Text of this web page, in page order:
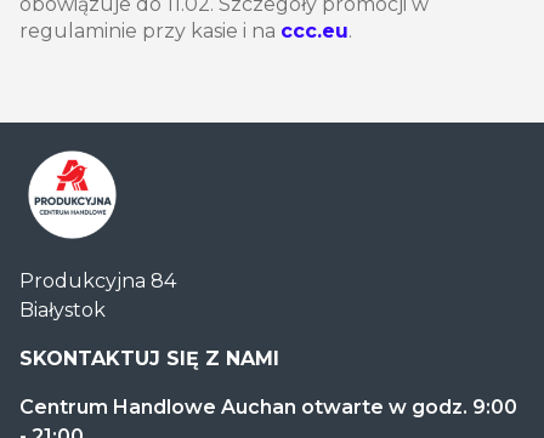
regulaminie przy kasie i na ccc.eu.
Handlowe
Auchan
Produkcyjna
Produkcyjna 84
Białystok
SKONTAKTUJ SIĘ Z NAMI
Centrum Handlowe Auchan otwarte w godz. 9:00